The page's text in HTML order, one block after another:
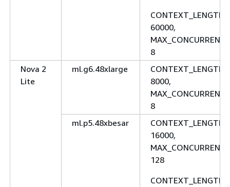
CONTEXT_LENGTH:
60000,
8
Nova 2
Lite
ml.g6.48xlarge
CONTEXT_LENGTH:
8000,
8
ml.p5.48xbesar
CONTEXT_LENGTH:
16000,
128
CONTEXT_LENGTH: